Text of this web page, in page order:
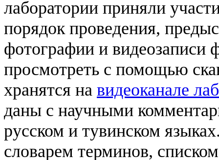
лаборатории приняли
порядок проведения,
фотографии и видеозаписи
просмотреть с помощью
хранятся на видеоканале
даны с научными
русском и тувинском
словарем терминов,